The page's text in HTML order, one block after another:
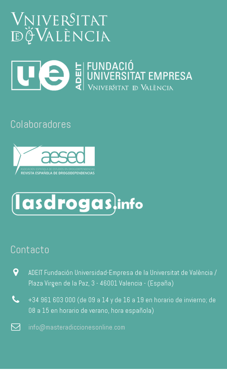
Colaboradores
Contacto
ADEIT Fundación Universidad-Empresa de la Universitat de València /
Plaza Virgen de la Paz, 3 - 46001 Valencia - (España)
+34 961 603 000 (de 09 a 14 y de 16 a 19 en horario de invierno; de
08 a 15 en horario de verano, hora española)
info@masteradiccionesonline.com